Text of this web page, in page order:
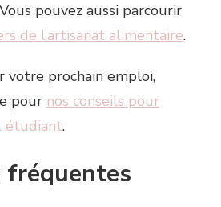
pouvez aussi parcourir
de l’artisanat alimentaire.
votre prochain emploi,
pour nos conseils pour
étudiant.
fréquentes